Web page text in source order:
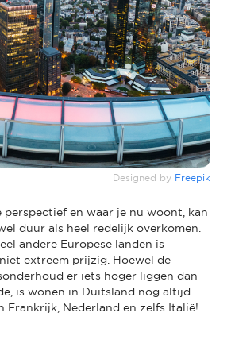
Designed by Freepik
perspectief en waar je nu woont, kan
duur als heel redelijk overkomen.
andere Europese landen is
extreem prijzig. Hoewel de
er iets hoger liggen dan
is wonen in Duitsland nog altijd
Frankrijk, Nederland en zelfs Italië!